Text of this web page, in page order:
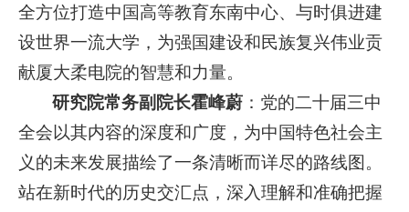
全方位打造中国高等教育东南中心、与时俱进建
设世界一流大学，为强国建设和民族复兴伟业贡
献厦大柔电院的智慧和力量。
研究院常务副院长霍峰蔚 ：党的二十届三中
全会以其内容的深度和广度，为中国特色社会主
义的未来发展描绘了一条清晰而详尽的路线图。
站在新时代的历史交汇点，深入理解和准确把握